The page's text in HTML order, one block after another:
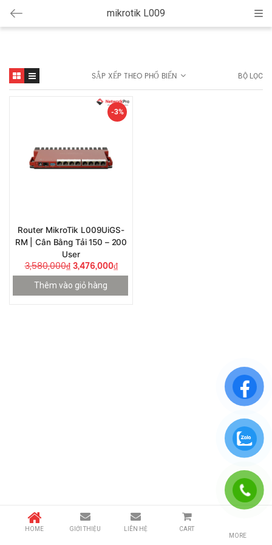
mikrotik L009
SẮP XẾP THEO PHỔ BIẾN BỘ LỌC
-3%
Router MikroTik L009UiGS-
RM | Cân Bằng Tải 150 – 200
User
3,580,000₫3,476,000₫
Thêm vào giỏ hàng
HOME GIỚI THIỆU LIÊN HỆ
CART
MORE